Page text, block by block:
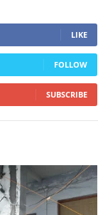
LIKE
FOLLOW
SUBSCRIBE